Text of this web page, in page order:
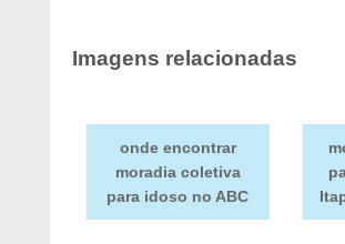
Imagens relacionadas
onde encontrar
moradia coletiva
para idoso no ABC